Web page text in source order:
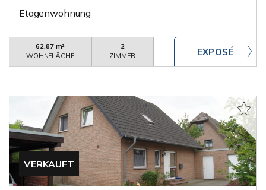
Etagenwohnung
62,87 m²
WOHNFLÄCHE
2
ZIMMER
VERKAUFT